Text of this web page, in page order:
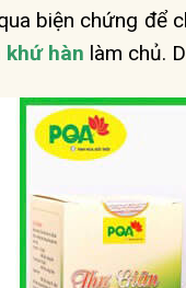
biện chứng để
khứ hàn làm chủ.